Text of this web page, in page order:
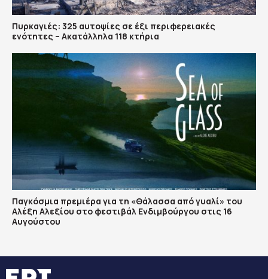
Πυρκαγιές: 325 αυτοψίες σε έξι περιφερειακές
ενότητες – Ακατάλληλα 118 κτήρια
Παγκόσμια πρεμιέρα για τη «Θάλασσα από γυαλί» του
Αλέξη Αλεξίου στο φεστιβάλ Ενδιμβούργου στις 16
Αυγούστου